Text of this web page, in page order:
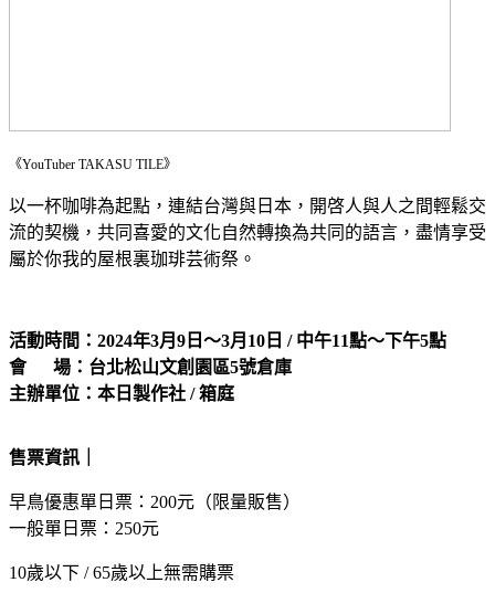
《YouTuber TAKASU TILE》
以一杯咖啡為起點，連結台灣與日本，開啓人與人之間輕鬆交
流的契機，共同喜愛的文化自然轉換為共同的語言，盡情享受
屬於你我的屋根裏珈琲芸術祭。
活動時間：2024年3月9日～3月10日 / 中午11點～下午5點
會 場：台北松山文創園區5號倉庫
主辦單位：本日製作社 / 箱庭
售票資訊｜
早鳥優惠單日票：200元（限量販售）
一般單日票：250元
10歲以下 / 65歲以上無需購票